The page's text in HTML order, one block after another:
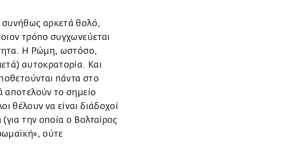
συνήθως αρκετά θολό,
τρόπο συγχωνεύεται
Η Ρώμη, ωστόσο,
αυτοκρατορία. Και
πάντα στο
αποτελούν το σημείο
θέλουν να είναι διάδοχοί
την οποία ο Βολταίρος
ούτε